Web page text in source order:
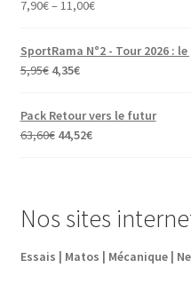
7,90€– 11,00€
SportRama N°2 - Tour 2026 :
5,95€ Le
initial
était :
4,35€Le
est :
Pack Retour vers le futur
63,60€ Le
63,60€.
44,52€Le
44,52€.
Nos sites
Essais | Matos | Mécanique |